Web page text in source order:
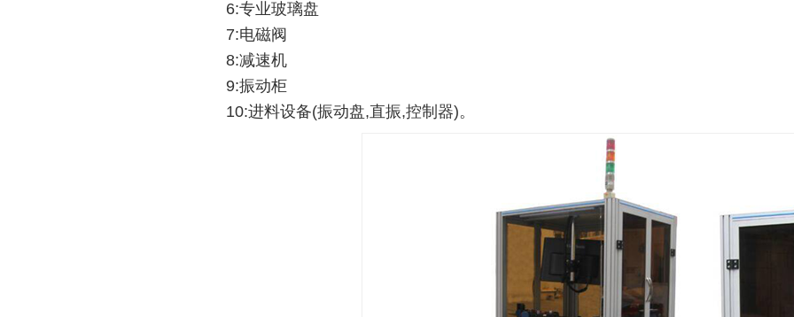
6:专业玻璃盘
7:电磁阀
8:减速机
9:振动柜
10:进料设备(振动盘,直振,控制器)。